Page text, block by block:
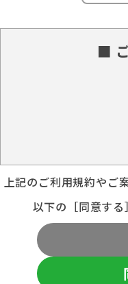
■
上記のご利用規約やご
以下の［同意する